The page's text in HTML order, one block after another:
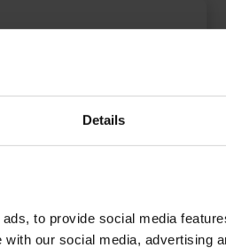
Details
to provide social media
our social media, advertising